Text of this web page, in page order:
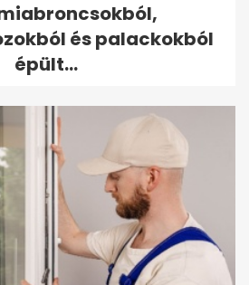
és palackokból
épült...